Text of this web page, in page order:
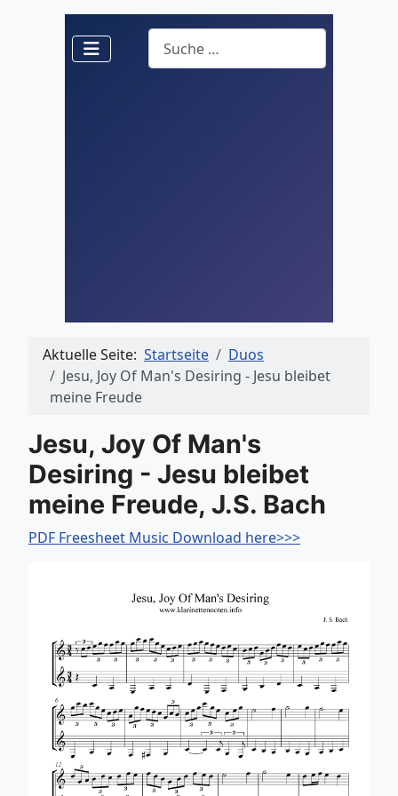
Suchen
Aktuelle Seite: Startseite
Duos
Jesu, Joy Of Man's Desiring - Jesu bleibet
meine Freude
Jesu, Joy Of Man's
Desiring - Jesu bleibet
meine Freude, J.S. Bach
PDF Freesheet Music Download here>>>